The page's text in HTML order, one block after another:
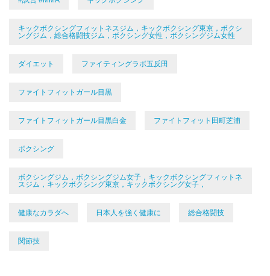
キックボクシングフィットネスジム，キックボクシング東京，ボクシ
ングジム，総合格闘技ジム，ボクシング女性，ボクシングジム女性
ダイエット ファイティングラボ五反田
ファイトフィットガール目黒
ファイトフィットガール目黒白金 ファイトフィット田町芝浦
ボクシング
ボクシングジム，ボクシングジム女子，キックボクシングフィットネ
スジム，キックボクシング東京，キックボクシング女子，
健康なカラダへ 日本人を強く健康に 総合格闘技
関節技